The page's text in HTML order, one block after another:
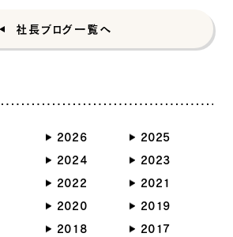
社長ブログ一覧へ
2026
2025
2024
2023
2022
2021
2020
2019
2018
2017